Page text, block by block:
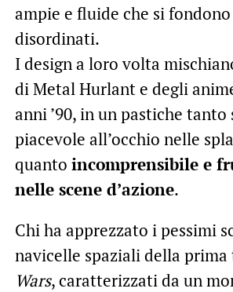
ampie e fluide che si
disordinati.
I design a loro volta
di Metal Hurlant e degli
anni ’90, in un pastiche tanto
piacevole all’occhio nelle
quanto incomprensibile e
nelle scene d’azione.
Chi ha apprezzato i pessimi
navicelle spaziali della
Wars, caratterizzati da un